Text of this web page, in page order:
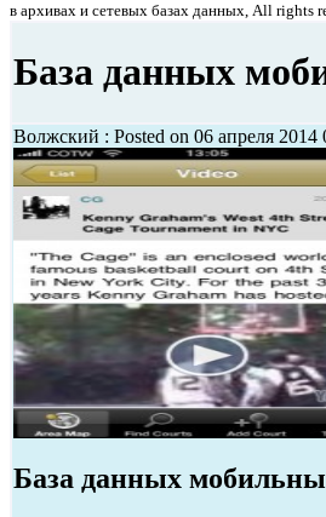
в архивах и сетевых базах данных, All rights
База данных
Волжский : Posted on 06 апреля 2014
База данных